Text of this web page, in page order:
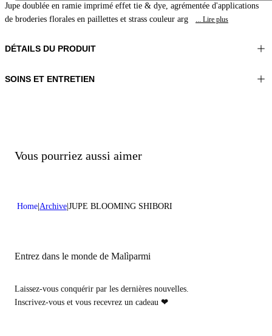
Jupe doublée en ramie imprimé effet tie & dye, agrémentée d'applications
de broderies florales en paillettes et strass couleur arg
... Lire plus
DÉTAILS DU PRODUIT
Matériel: 100% Ramie
SOINS ET ENTRETIEN
Nettoyer délicatement à sec avec des hydrocarbures
Vous pourriez aussi aimer
Home Archive JUPE BLOOMING SHIBORI
Entrez dans le monde de Malìparmi
Laissez-vous conquérir par les dernières nouvelles.
Inscrivez-vous et vous recevrez un cadeau ❤